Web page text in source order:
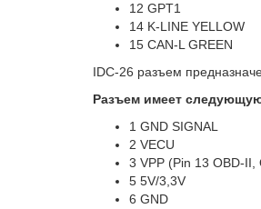
12 GPT1
14 K-LINE YELLOW
15 CAN-L GREEN
IDC-26 разъем
Разъем имеет
1 GND SIGNAL
2 VECU
3 VPP (Pin 13 OBD-II,
5 5V/3,3V
6 GND